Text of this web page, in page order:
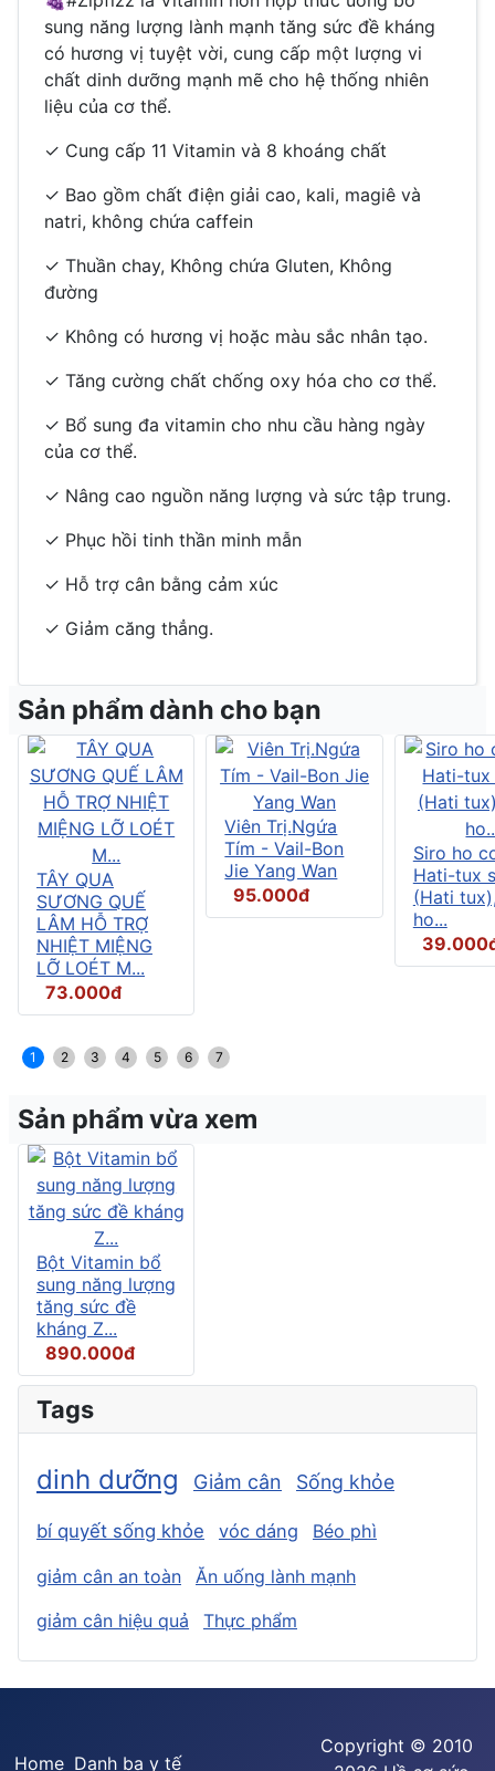
sung năng lượng lành mạnh tăng sức đề kháng
có hương vị tuyệt vời, cung cấp một lượng vi
chất dinh dưỡng mạnh mẽ cho hệ thống nhiên
liệu của cơ thể.
✓ Cung cấp 11 Vitamin và 8 khoáng chất
✓ Bao gồm chất điện giải cao, kali, magiê và
natri, không chứa caffein
✓ Thuần chay, Không chứa Gluten, Không
đường
✓ Không có hương vị hoặc màu sắc nhân tạo.
✓ Tăng cường chất chống oxy hóa cho cơ thể.
✓ Bổ sung đa vitamin cho nhu cầu hàng ngày
của cơ thể.
✓ Nâng cao nguồn năng lượng và sức tập trung.
✓ Phục hồi tinh thần minh mẫn
✓ Hỗ trợ cân bằng cảm xúc
✓ Giảm căng thẳng.
Sản phẩm dành cho bạn
TÂY QUA
SƯƠNG QUẾ
LÂM HỖ TRỢ
NHIỆT MIỆNG
LỠ LOÉT M...
73.000đ
Viên Trị.Ngứa
Tím - Vail-Bon
Jie Yang Wan
95.000đ
Siro ho
Hati-tux
(Hati
ho...
1 2 3 4 5 6 7
Sản phẩm vừa xem
Bột Vitamin bổ
sung năng lượng
tăng sức đề
kháng Z...
890.000đ
Tags
dinh dưỡng Giảm cân Sống khỏe
bí quyết sống khỏe vóc dáng Béo phì
giảm cân an toàn
Ăn uống lành mạnh
giảm cân hiệu quả
Thực phẩm
Home Danh bạ y tế
Copyright © 2010